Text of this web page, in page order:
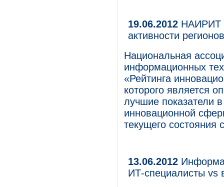
19.06.2012 НАИРИТ
активности
Национальная
информационных
«Рейтинга
которого является
лучшие показатели
инновационной
текущего
13.06.2012
ИТ-специалисты vs